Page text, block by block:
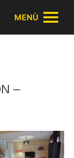
MENÙ
–